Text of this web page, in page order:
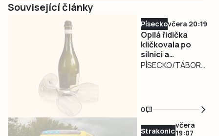
Související články
Píseckovčera 20:19
Opilá řidička
kličkovala po
silnici a
ohrožovala
PÍSECKO/TÁBORSKO
zaměstnal ve
středu v poledne
0
Strakonicko
včera
19:07